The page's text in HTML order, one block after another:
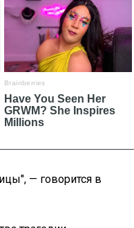
— говорится в